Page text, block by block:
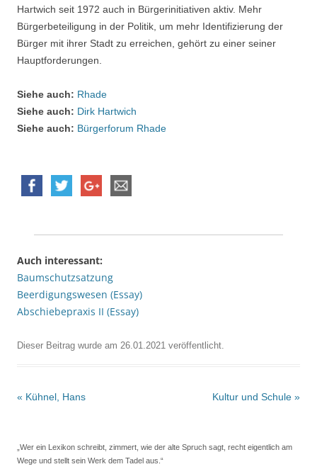
Hartwich seit 1972 auch in Bürgerinitiativen aktiv. Mehr
Bürgerbeteiligung in der Politik, um mehr Identifizierung der
Bürger mit ihrer Stadt zu erreichen, gehört zu einer seiner
Hauptforderungen.
Siehe auch: Rhade
Siehe auch: Dirk Hartwich
Siehe auch: Bürgerforum Rhade
Auch interessant:
Baumschutzsatzung
Beerdigungswesen (Essay)
Abschiebepraxis II (Essay)
Dieser Beitrag wurde am 26.01.2021 veröffentlicht.
Beitrags-
« Kühnel, Hans Kultur und Schule »
„Wer ein Lexikon schreibt, zimmert, wie der alte Spruch sagt, recht eigentlich am
Wege und stellt sein Werk dem Tadel aus.“